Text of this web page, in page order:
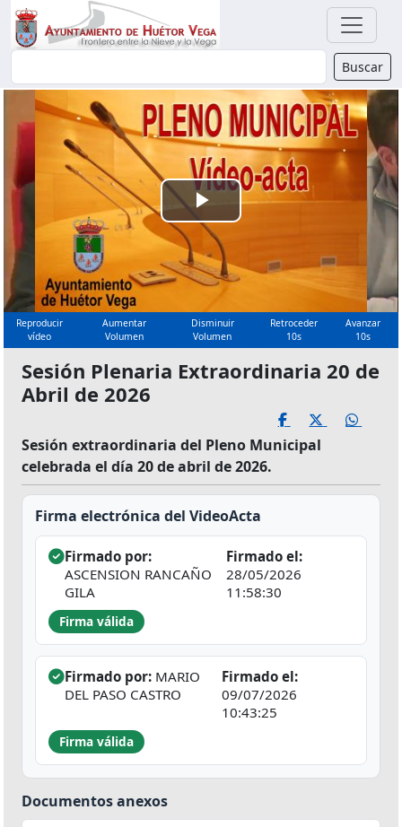
Buscador Buscar
Reproducir
Vídeo
Reproducir
vídeo
Aumentar
Volumen
Disminuir
Volumen
Retroceder
10s
Avanzar
10s
Sesión Plenaria Extraordinaria 20 de
Abril de 2026
Sesión extraordinaria del Pleno Municipal
celebrada el día 20 de abril de 2026.
Firma electrónica del VideoActa
Firmado por:
ASCENSION RANCAÑO
GILA
Firmado el:
28/05/2026
11:58:30
Firma válida
Firmado por: MARIO
DEL PASO CASTRO
Firmado el:
09/07/2026
10:43:25
Firma válida
Documentos anexos